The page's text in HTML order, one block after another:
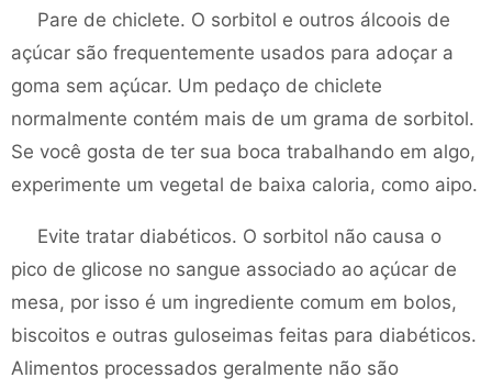
Pare de chiclete. O sorbitol e outros álcoois de
açúcar são frequentemente usados ​​para adoçar a
goma sem açúcar. Um pedaço de chiclete
normalmente contém mais de um grama de sorbitol.
Se você gosta de ter sua boca trabalhando em algo,
experimente um vegetal de baixa caloria, como aipo.
Evite tratar diabéticos. O sorbitol não causa o
pico de glicose no sangue associado ao açúcar de
mesa, por isso é um ingrediente comum em bolos,
biscoitos e outras guloseimas feitas para diabéticos.
Alimentos processados ​​geralmente não são